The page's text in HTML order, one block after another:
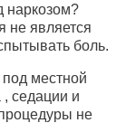
наркозом?
не является
боль.
местной
, седации и
не